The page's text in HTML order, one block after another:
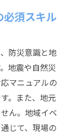
必須スキル
防災意識と地
地震や自然災
マニュアルの
。また、地元
ん。地域イベ
じて、現場の